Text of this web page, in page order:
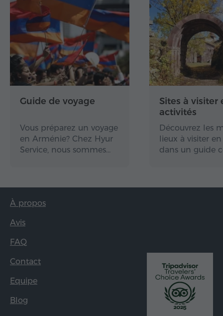
Guide de voyage
Vous préparez un voyage
en Arménie? Chez Hyur
Service, nous sommes…
Sites à visiter
activités
Découvrez les
lieux à visiter
dans un guide
À propos
Avis
FAQ
Contact
Equipe
Blog